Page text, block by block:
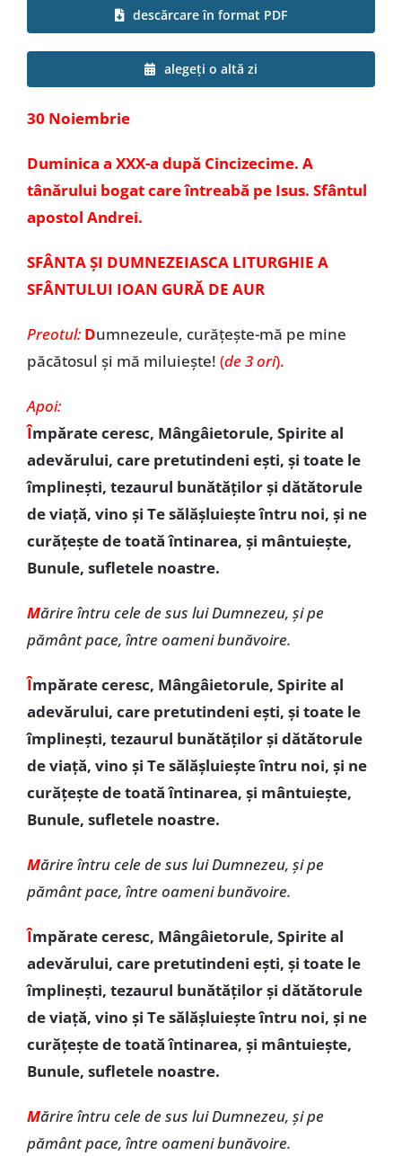
descărcare în format PDF
alegeți o altă zi
30 Noiembrie
Duminica a XXX-a după Cincizecime. A
tânărului bogat care întreabă pe Isus. Sfântul
apostol Andrei.
SFÂNTA ȘI DUMNEZEIASCA LITURGHIE A
SFÂNTULUI IOAN GURĂ DE AUR
Preotul: Dumnezeule, curățește-mă pe mine
păcătosul și mă miluiește! (de 3 ori).
Apoi:
Împărate ceresc, Mângâietorule, Spirite al
adevărului, care pretutindeni eşti, şi toate le
împlineşti, tezaurul bunătăţilor şi dătătorule
de viaţă, vino şi Te sălășluiește întru noi, și ne
curăţeşte de toată întinarea, şi mântuieşte,
Bunule, sufletele noastre.
Mărire întru cele de sus lui Dumnezeu, şi pe
pământ pace, între oameni bunăvoire.
Împărate ceresc, Mângâietorule, Spirite al
adevărului, care pretutindeni eşti, şi toate le
împlineşti, tezaurul bunătăţilor şi dătătorule
de viaţă, vino şi Te sălășluiește întru noi, și ne
curăţeşte de toată întinarea, şi mântuieşte,
Bunule, sufletele noastre.
Mărire întru cele de sus lui Dumnezeu, şi pe
pământ pace, între oameni bunăvoire.
Împărate ceresc, Mângâietorule, Spirite al
adevărului, care pretutindeni eşti, şi toate le
împlineşti, tezaurul bunătăţilor şi dătătorule
de viaţă, vino şi Te sălășluiește întru noi, și ne
curăţeşte de toată întinarea, şi mântuieşte,
Bunule, sufletele noastre.
Mărire întru cele de sus lui Dumnezeu, şi pe
pământ pace, între oameni bunăvoire.